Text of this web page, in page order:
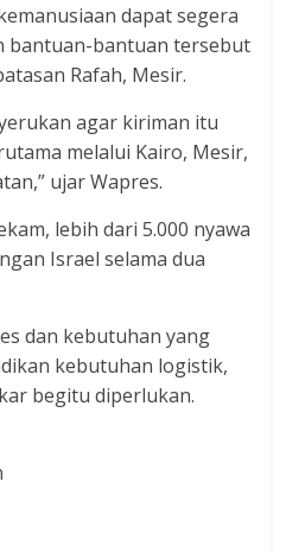
dapat segera
bantuan-bantuan tersebut
Rafah, Mesir.
agar kiriman itu
melalui Kairo, Mesir,
ujar Wapres.
lebih dari 5.000 nyawa
Israel selama dua
dan kebutuhan yang
kebutuhan logistik,
begitu diperlukan.